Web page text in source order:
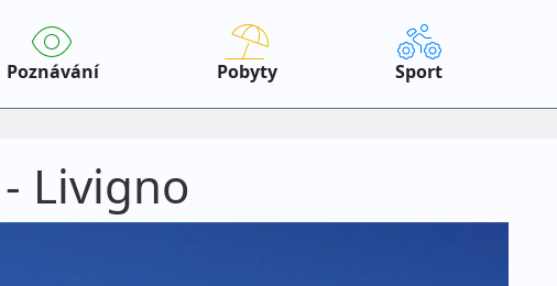
Poznávání Pobyty Sport
Livigno